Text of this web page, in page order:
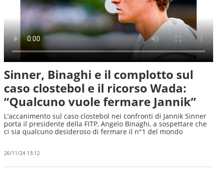
Sinner, Binaghi e il complotto sul
caso clostebol e il ricorso Wada:
“Qualcuno vuole fermare Jannik”
L'accanimento sul caso clostebol nei confronti di Jannik Sinner
porta il presidente della FITP, Angelo Binaghi, a sospettare che
ci sia qualcuno desideroso di fermare il n°1 del mondo
26/11/24 13:12